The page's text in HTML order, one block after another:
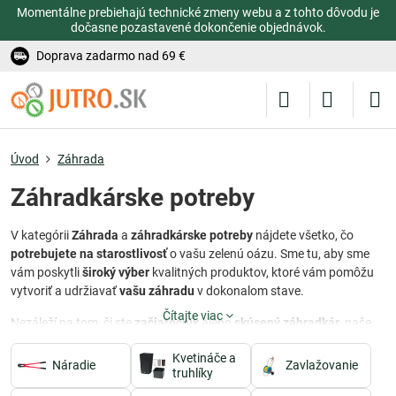
Momentálne prebiehajú technické zmeny webu a z tohto dôvodu je
dočasne pozastavené dokončenie objednávok.
Doprava zadarmo nad 69 €
Úvod Záhrada
Záhradkárske potreby
V kategóriiZáhrada a záhradkárske potreby nájdete všetko, čo
potrebujete na starostlivosťo vašu zelenú oázu. Sme tu, aby sme
vám poskytliširoký výber kvalitných produktov, ktoré vám pomôžu
vytvoriť a udržiavaťvašu záhradu v dokonalom stave.
Nezáleží na tom, či ste začiatočník alebo skúsený záhradkár , naše
sortimenty sú navrhnuté tak, aby vyhovovali vašim potrebám a
predstavám. Od náradia a záhradných náčiní, cez
kvetináčea
, až po plotové prvky a dekorácie
Čítajte viac
Náradie
Kvetináče a
truhlíky
Zavlažovanie